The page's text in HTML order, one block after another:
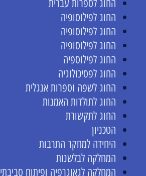
החוג לספרות עברית
החוג לפילוסופיה
החוג לפילוסופיה
החוג לפילוסופיה
החוג לפילוספיה
החוג לפסיכולוגיה
החוג לשפה וספרות אנגלית
החוג לתולדות האמנות
החוג לתקשורת
הטכניון
היחידה למחקר התרבות
המחלקה לבלשנות
המחלקה לגאוגרפיה ופיתוח סביבתי